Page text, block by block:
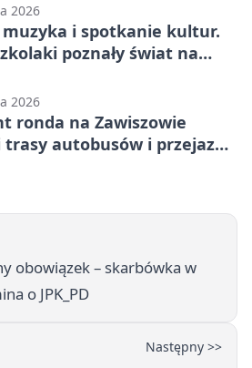
2026
muzyka i spotkanie kultur.
poznały świat na
2026
ronda na Zawiszowie
autobusów i przejazd
obowiązek – skarbówka w
o JPK_PD
Następny >>